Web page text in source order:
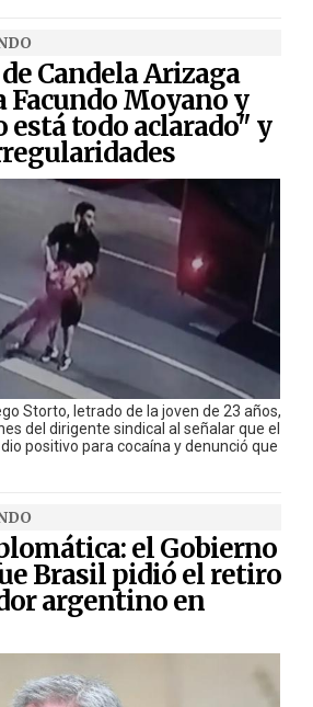
Candela Arizaga
Facundo Moyano y
está todo aclarado" y
Storto, letrado de la joven de 23 años,
del dirigente sindical al señalar que el
positivo para cocaína y denunció que
el Gobierno
Brasil pidió el retiro
argentino en